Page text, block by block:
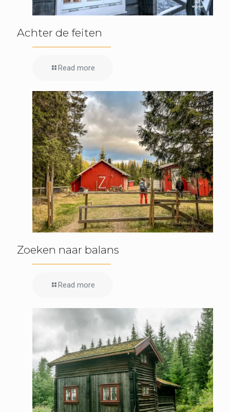
Achter de feiten
Read more
Zoeken naar balans
Read more